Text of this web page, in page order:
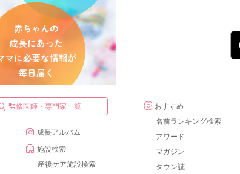
監修医師・専門家一覧
成長アルバム
施設検索
産後ケア施設検索
おすすめ
名前ランキング検索
アワード
マガジン
タウン誌